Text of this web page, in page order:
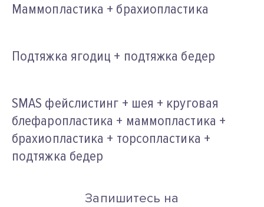
Маммопластика + брахиопластика
Подтяжка ягодиц + подтяжка бедер
SMAS фейслистинг + шея + круговая
блефаропластика + маммопластика +
брахиопластика + торсопластика +
подтяжка бедер
Запишитесь на